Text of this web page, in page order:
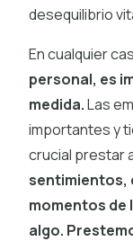
desequilibrio
En cualquier
personal, es
medida.Las
importantes y
crucial prestar
sentimientos,
momentos de
algo.